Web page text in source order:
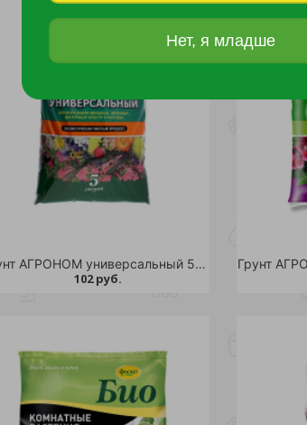
Нет, я младше
Грунт АГРОНОМ универсальный 5л /5/420/440
102 руб.